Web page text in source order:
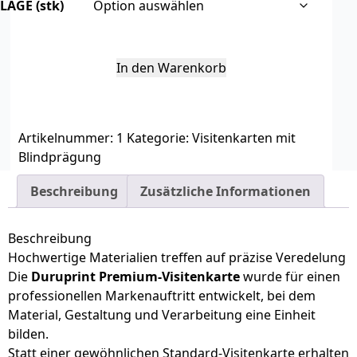
(stk)
In den Warenkorb
Artikelnummer: 1 Kategorie:Visitenkarten mit
Blindprägung
Beschreibung
Zusätzliche Informationen
Beschreibung
Hochwertige Materialien treffen auf präzise Veredelung
Die Duruprint Premium-Visitenkartewurde für einen
professionellen Markenauftritt entwickelt, bei dem
Material, Gestaltung und Verarbeitung eine Einheit
bilden.
Statt einer gewöhnlichen Standard-Visitenkarte erhalten